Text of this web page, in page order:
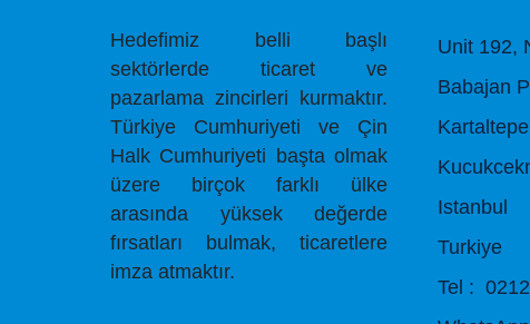
Hedefimiz belli başlı
sektörlerde ticaret ve
pazarlama zincirleri kurmaktır.
Türkiye Cumhuriyeti ve Çin
Halk Cumhuriyeti başta olmak
üzere birçok farklı ülke
arasında yüksek değerde
fırsatları bulmak, ticaretlere
imza atmaktır.
Unit 192,
Babajan
Istanbul
Turkiye
Tel :